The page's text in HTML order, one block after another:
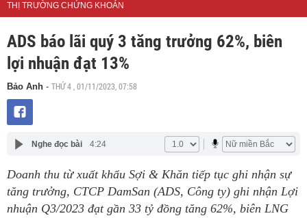
THỊ TRƯỜNG CHỨNG KHOÁN
ADS báo lãi quý 3 tăng trưởng 62%, biên
lợi nhuận đạt 13%
Bảo Anh - THỨ 4 , 01/11/2023, 07:58
Nghe đọc bài 4:24
Doanh thu từ xuất khẩu Sợi & Khăn tiếp tục ghi nhận sự
tăng trưởng, CTCP DamSan (ADS, Công ty) ghi nhận Lợi
nhuận Q3/2023 đạt gần 33 tỷ đồng tăng 62%, biên LNG